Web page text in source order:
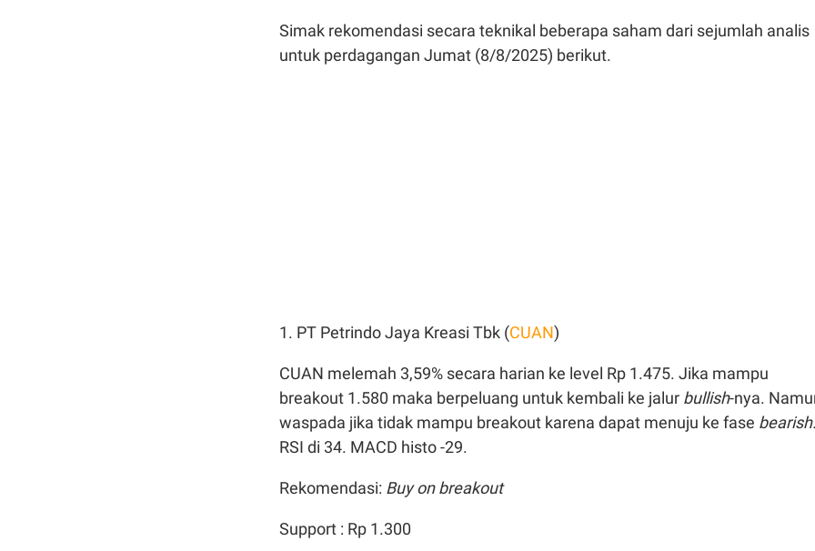
Simak rekomendasi secara teknikal beberapa saham dari sejumlah analis
untuk perdagangan Jumat (8/8/2025) berikut.
1. PT Petrindo Jaya Kreasi Tbk (CUAN)
CUAN melemah 3,59% secara harian ke level Rp 1.475. Jika mampu
breakout 1.580 maka berpeluang untuk kembali ke jalur bullish-nya.
waspada jika tidak mampu breakout karena dapat menuju ke fase bearish.
RSI di 34. MACD histo -29.
Rekomendasi: Buy on breakout
Support : Rp 1.300